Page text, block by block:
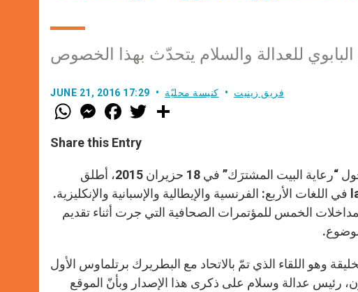
للعدالة والسلام يتحدّث بهذا الخصوص
JUNE 21, 2016 17:29 فريق زينيت كنيسة محليّة
W
h
t
s
M
e
s
e
g
e
r
F
a
e
b
o
k
w
r
Share this Entry
لمناسبة مضي عام على إصدار المنشور البابوي “كن مسبحًا” حول “رعاية البيت المشترَك” في 18 حزيران 2015، أطلق
المجلس البابوي للعدالة والسلام موقعًا إلكترونيًا laudatosi.va في اللغات الأربع: الفرنسية والإيطالية والإسبانية والإنكليزية.
الخمس للمؤتمرات الصحافية التي جرت أثناء تقديم
وهو اللقاء الذي تمّ بالاتحاد مع البطريرك برتلماوس الأول
رئيس عدالة وسلام على ذكرى هذا الإصدار وبأنّ الموقع